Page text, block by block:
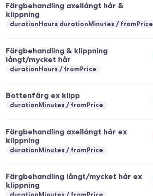
Färgbehandling axellångt hår &
klippning
durationHours durationMinutes fromPrice
Färgbehandling & klippning
långt/mycket hår
durationHours fromPrice
Bottenfärg ex klipp
durationMinutes fromPrice
Färgbehandling axellångt hår ex
klippning
durationMinutes fromPrice
Färgbehandling långt/mycket hår ex
klippning